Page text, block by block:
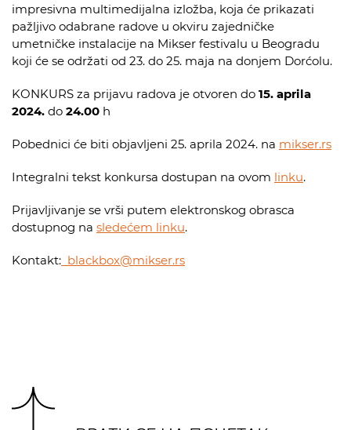
impresivna multimedijalna izložba, koja će prikazati
pažljivo odabrane radove u okviru zajedničke
umetničke instalacije na Mikser festivalu u Beogradu
koji će se održati od 23. do 25. maja na donjem Dorćolu.
KONKURS za prijavu radova je otvoren do 15. aprila
2024. do 24.00 h
Pobednici će biti objavljeni 25. aprila 2024. na mikser.rs
Integralni tekst konkursa dostupan na ovom linku.
Prijavljivanje se vrši putem elektronskog obrasca
dostupnog na sledećem linku.
Kontakt: blackbox@mikser.rs